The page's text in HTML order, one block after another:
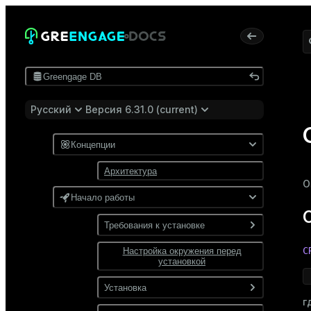
Greengage DB
Русский Версия 6.31.0 (current)
Концепции
Архитектура
Начало работы
Требования к установке
Программные требования
Требования к сети
Настройка окружения перед
установкой
Установка